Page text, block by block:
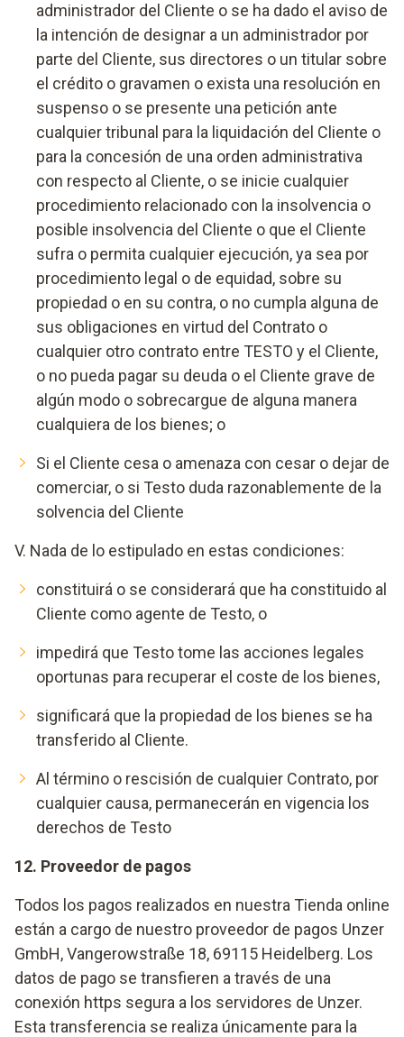
administrador del Cliente o se ha dado el aviso de
la intención de designar a un administrador por
parte del Cliente, sus directores o un titular sobre
el crédito o gravamen o exista una resolución en
suspenso o se presente una petición ante
cualquier tribunal para la liquidación del Cliente o
para la concesión de una orden administrativa
con respecto al Cliente, o se inicie cualquier
procedimiento relacionado con la insolvencia o
posible insolvencia del Cliente o que el Cliente
sufra o permita cualquier ejecución, ya sea por
procedimiento legal o de equidad, sobre su
propiedad o en su contra, o no cumpla alguna de
sus obligaciones en virtud del Contrato o
cualquier otro contrato entre TESTO y el Cliente,
o no pueda pagar su deuda o el Cliente grave de
algún modo o sobrecargue de alguna manera
cualquiera de los bienes; o
Si el Cliente cesa o amenaza con cesar o dejar de
comerciar, o si Testo duda razonablemente de la
solvencia del Cliente
V. Nada de lo estipulado en estas condiciones:
constituirá o se considerará que ha constituido al
Cliente como agente de Testo, o
impedirá que Testo tome las acciones legales
oportunas para recuperar el coste de los bienes,
significará que la propiedad de los bienes se ha
transferido al Cliente.
Al término o rescisión de cualquier Contrato, por
cualquier causa, permanecerán en vigencia los
derechos de Testo
12. Proveedor de pagos
Todos los pagos realizados en nuestra Tienda online
están a cargo de nuestro proveedor de pagos Unzer
GmbH, Vangerowstraße 18, 69115 Heidelberg. Los
datos de pago se transfieren a través de una
conexión https segura a los servidores de Unzer.
Esta transferencia se realiza únicamente para la